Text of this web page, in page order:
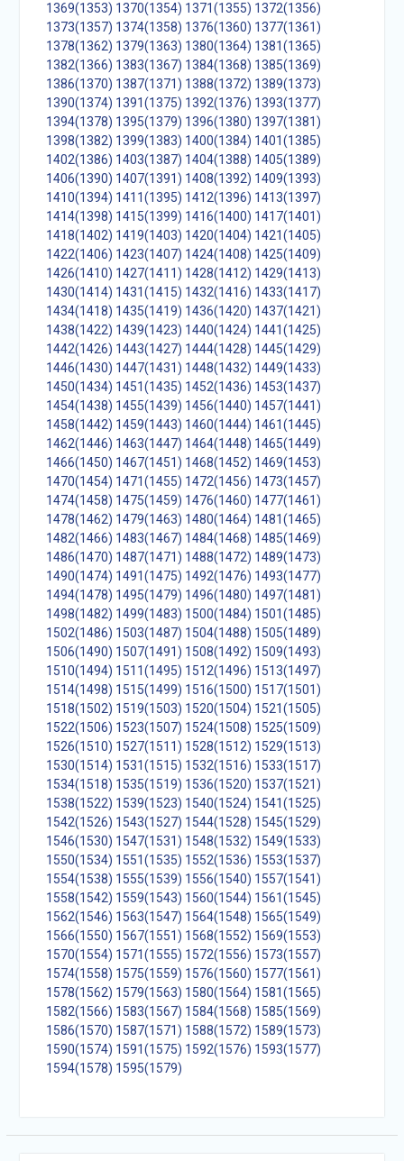
1369(1353) 1370(1354) 1371(1355) 1372(1356)
1373(1357) 1374(1358) 1376(1360) 1377(1361)
1378(1362) 1379(1363) 1380(1364) 1381(1365)
1382(1366) 1383(1367) 1384(1368) 1385(1369)
1386(1370) 1387(1371) 1388(1372) 1389(1373)
1390(1374) 1391(1375) 1392(1376) 1393(1377)
1394(1378) 1395(1379) 1396(1380) 1397(1381)
1398(1382) 1399(1383) 1400(1384) 1401(1385)
1402(1386) 1403(1387) 1404(1388) 1405(1389)
1406(1390) 1407(1391) 1408(1392) 1409(1393)
1410(1394) 1411(1395) 1412(1396) 1413(1397)
1414(1398) 1415(1399) 1416(1400) 1417(1401)
1418(1402) 1419(1403) 1420(1404) 1421(1405)
1422(1406) 1423(1407) 1424(1408) 1425(1409)
1426(1410) 1427(1411) 1428(1412) 1429(1413)
1430(1414) 1431(1415) 1432(1416) 1433(1417)
1434(1418) 1435(1419) 1436(1420) 1437(1421)
1438(1422) 1439(1423) 1440(1424) 1441(1425)
1442(1426) 1443(1427) 1444(1428) 1445(1429)
1446(1430) 1447(1431) 1448(1432) 1449(1433)
1450(1434) 1451(1435) 1452(1436) 1453(1437)
1454(1438) 1455(1439) 1456(1440) 1457(1441)
1458(1442) 1459(1443) 1460(1444) 1461(1445)
1462(1446) 1463(1447) 1464(1448) 1465(1449)
1466(1450) 1467(1451) 1468(1452) 1469(1453)
1470(1454) 1471(1455) 1472(1456) 1473(1457)
1474(1458) 1475(1459) 1476(1460) 1477(1461)
1478(1462) 1479(1463) 1480(1464) 1481(1465)
1482(1466) 1483(1467) 1484(1468) 1485(1469)
1486(1470) 1487(1471) 1488(1472) 1489(1473)
1490(1474) 1491(1475) 1492(1476) 1493(1477)
1494(1478) 1495(1479) 1496(1480) 1497(1481)
1498(1482) 1499(1483) 1500(1484) 1501(1485)
1502(1486) 1503(1487) 1504(1488) 1505(1489)
1506(1490) 1507(1491) 1508(1492) 1509(1493)
1510(1494) 1511(1495) 1512(1496) 1513(1497)
1514(1498) 1515(1499) 1516(1500) 1517(1501)
1518(1502) 1519(1503) 1520(1504) 1521(1505)
1522(1506) 1523(1507) 1524(1508) 1525(1509)
1526(1510) 1527(1511) 1528(1512) 1529(1513)
1530(1514) 1531(1515) 1532(1516) 1533(1517)
1534(1518) 1535(1519) 1536(1520) 1537(1521)
1538(1522) 1539(1523) 1540(1524) 1541(1525)
1542(1526) 1543(1527) 1544(1528) 1545(1529)
1546(1530) 1547(1531) 1548(1532) 1549(1533)
1550(1534) 1551(1535) 1552(1536) 1553(1537)
1554(1538) 1555(1539) 1556(1540) 1557(1541)
1558(1542) 1559(1543) 1560(1544) 1561(1545)
1562(1546) 1563(1547) 1564(1548) 1565(1549)
1566(1550) 1567(1551) 1568(1552) 1569(1553)
1570(1554) 1571(1555) 1572(1556) 1573(1557)
1574(1558) 1575(1559) 1576(1560) 1577(1561)
1578(1562) 1579(1563) 1580(1564) 1581(1565)
1582(1566) 1583(1567) 1584(1568) 1585(1569)
1586(1570) 1587(1571) 1588(1572) 1589(1573)
1590(1574) 1591(1575) 1592(1576) 1593(1577)
1594(1578) 1595(1579)